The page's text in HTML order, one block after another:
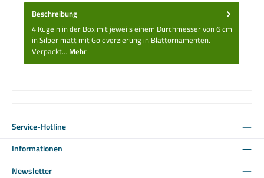
Beschreibung
4 Kugeln in der Box mit jeweils einem Durchmesser von 6 cm
in Silber matt mit Goldverzierung in Blattornamenten.
Verpackt… Mehr
Service-Hotline
Informationen
Newsletter